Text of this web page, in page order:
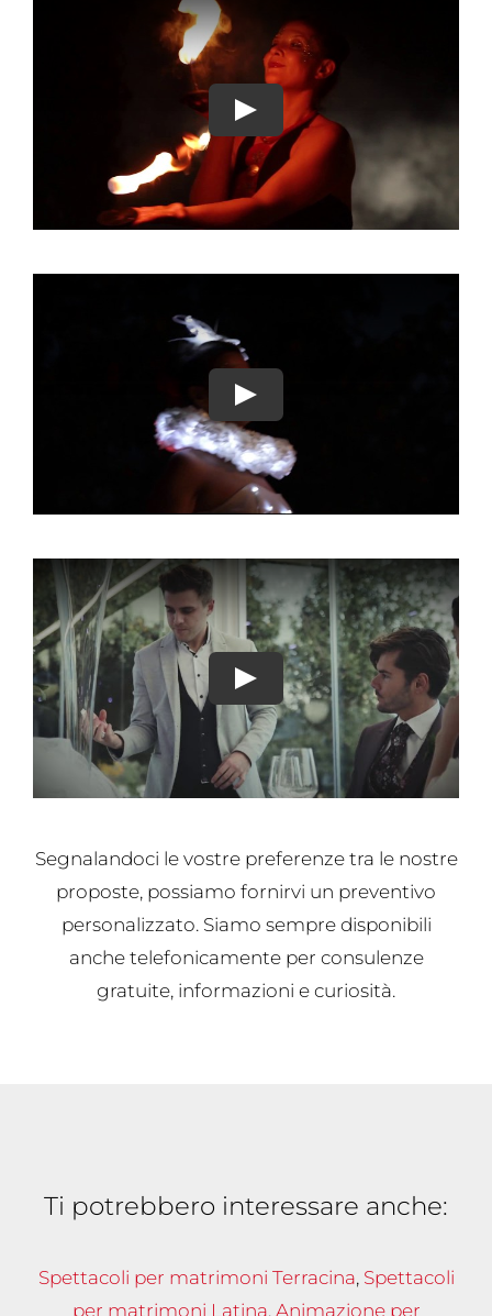
Segnalandoci le vostre preferenze tra le nostre
proposte, possiamo fornirvi un preventivo
personalizzato. Siamo sempre disponibili
anche telefonicamente per consulenze
gratuite, informazioni e curiosità.
Ti potrebbero interessare anche:
Spettacoli per matrimoni Terracina, Spettacoli
per matrimoni Latina, Animazione per